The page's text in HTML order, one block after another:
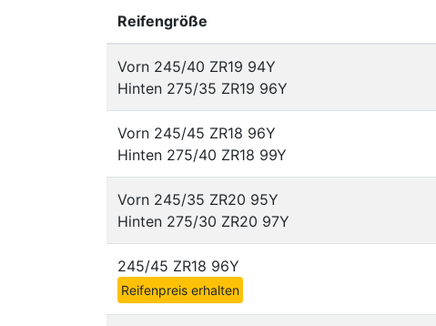
Reifengröße
Vorn 245/40 ZR19 94Y
Hinten 275/35 ZR19 96Y
Vorn 245/45 ZR18 96Y
Hinten 275/40 ZR18 99Y
Vorn 245/35 ZR20 95Y
Hinten 275/30 ZR20 97Y
245/45 ZR18 96Y
Reifenpreis erhalten